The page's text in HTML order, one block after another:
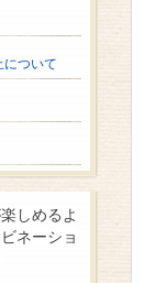
について
しめるよ
ネーショ